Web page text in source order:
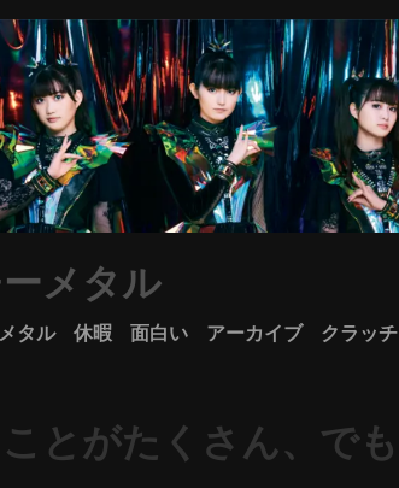
メタル
タル 休暇 面白い アーカイブ クラッチ
とがたくさん、でも